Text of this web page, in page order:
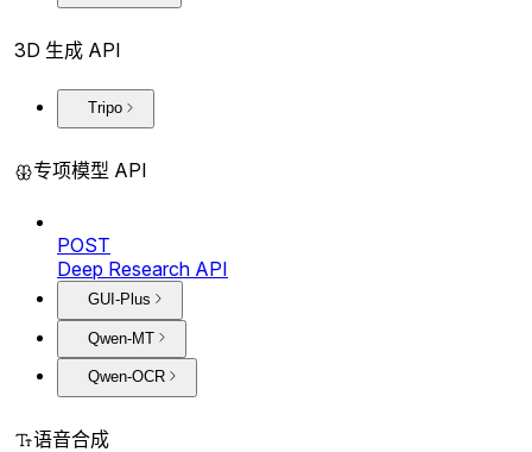
3D 生成 API
Tripo
专项模型 API
POST
Deep Research API
GUI-Plus
Qwen-MT
Qwen-OCR
语音合成